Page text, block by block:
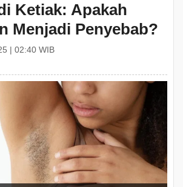
Ketiak: Apakah
Menjadi Penyebab?
| 02:40 WIB